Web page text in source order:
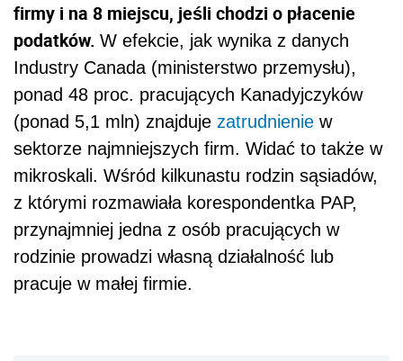
firmy i na 8 miejscu, jeśli chodzi o płacenie
podatków. W efekcie, jak wynika z danych
Industry Canada (ministerstwo przemysłu),
ponad 48 proc. pracujących Kanadyjczyków
(ponad 5,1 mln) znajduje zatrudnienie w
sektorze najmniejszych firm. Widać to także w
mikroskali. Wśród kilkunastu rodzin sąsiadów,
z którymi rozmawiała korespondentka PAP,
przynajmniej jedna z osób pracujących w
rodzinie prowadzi własną działalność lub
pracuje w małej firmie.